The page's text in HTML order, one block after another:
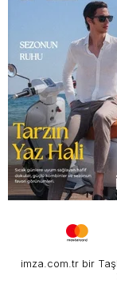
imza.com.tr bir